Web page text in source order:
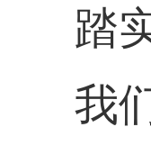
踏
我